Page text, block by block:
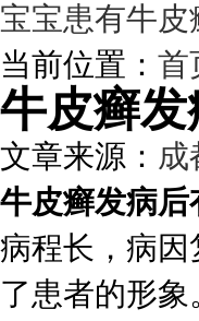
宝宝患有牛
当前位置： 首
牛皮癣
文章来源： 成
牛皮癣发病后
病程长，病
了患者的形